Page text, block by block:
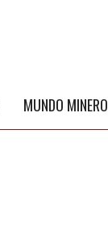
MUNDO MINERO